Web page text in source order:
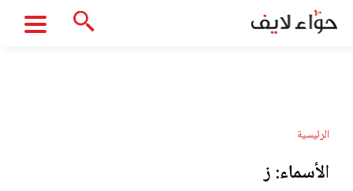
الرئيسية
الأسماء:ز